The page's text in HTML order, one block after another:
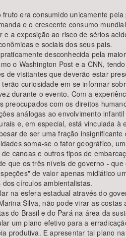
fruto era consumido unicamente
e o crescente consumo
e a exposição ao risco de sérios
e sociais dos seus pais.
desconhecida pela
o Washington Post e a CNN,
de visitantes que deverão estar
curiosidade em se informar
durante o evento. Com a
preocupados com os direitos
análogas ao envolvimento
e, em especial, está vinculada
de ser uma fração
soma-se o fator geográfico,
canoas e outros tipos de
que os três níveis de governo -
de valor apenas midiático
círculos ambientalistas.
na esfera estadual através do
Silva, não pode virar as
do Brasil e do Pará na área da
um plano efetivo para a
produtiva. E apresentar tal plano